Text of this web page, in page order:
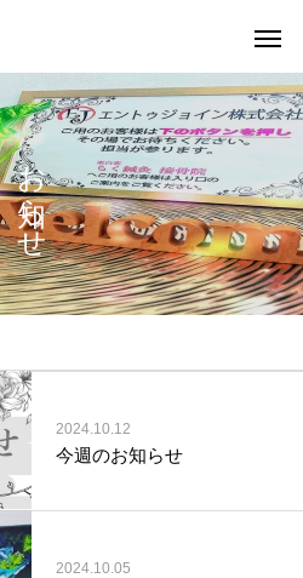
パーフェクト
お知らせ
2024.10.12
今週のお知らせ
2024.10.05